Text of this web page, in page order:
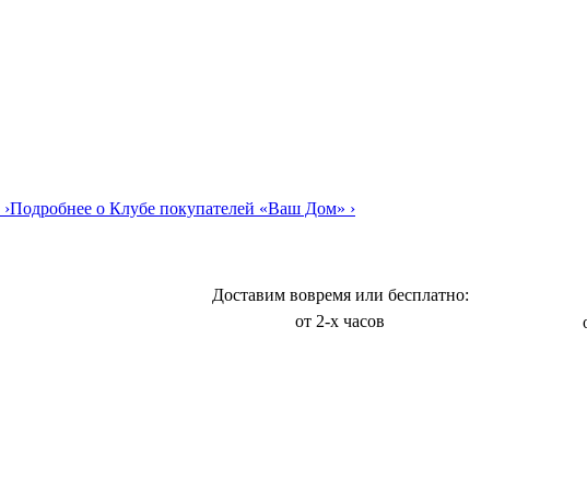
›Подробнее о Клубе покупателей «Ваш Дом» ›
Доставим вовремя или бесплатно:
от 2-х часов